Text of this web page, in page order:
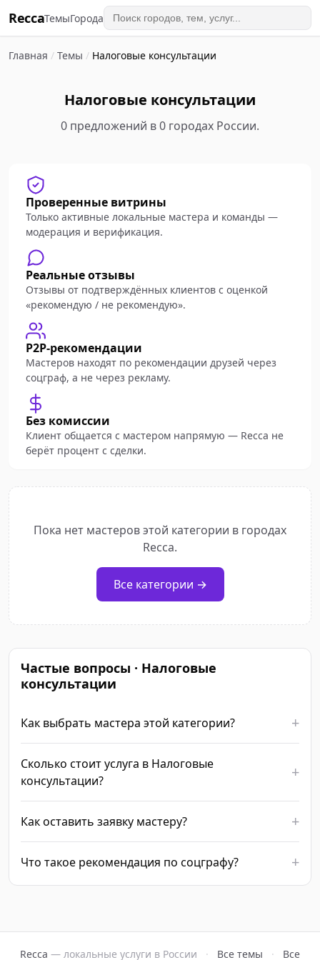
ReccaТемыГорода
Главная / Темы / Налоговые консультации
Налоговые консультации
0 предложений в 0 городах России.
Проверенные витрины
Только активные локальные мастера и команды —
модерация и верификация.
Реальные отзывы
Отзывы от подтверждённых клиентов с оценкой
«рекомендую / не рекомендую».
P2P-рекомендации
Мастеров находят по рекомендации друзей через
соцграф, а не через рекламу.
Без комиссии
Клиент общается с мастером напрямую — Recca не
берёт процент с сделки.
Пока нет мастеров этой категории в городах
Recca.
Все категории →
Частые вопросы · Налоговые
консультации
Как выбрать мастера этой категории?
Сколько стоит услуга в Налоговые
консультации?
Как оставить заявку мастеру?
Что такое рекомендация по соцграфу?
Recca — локальные услуги в России · Все темы · Все